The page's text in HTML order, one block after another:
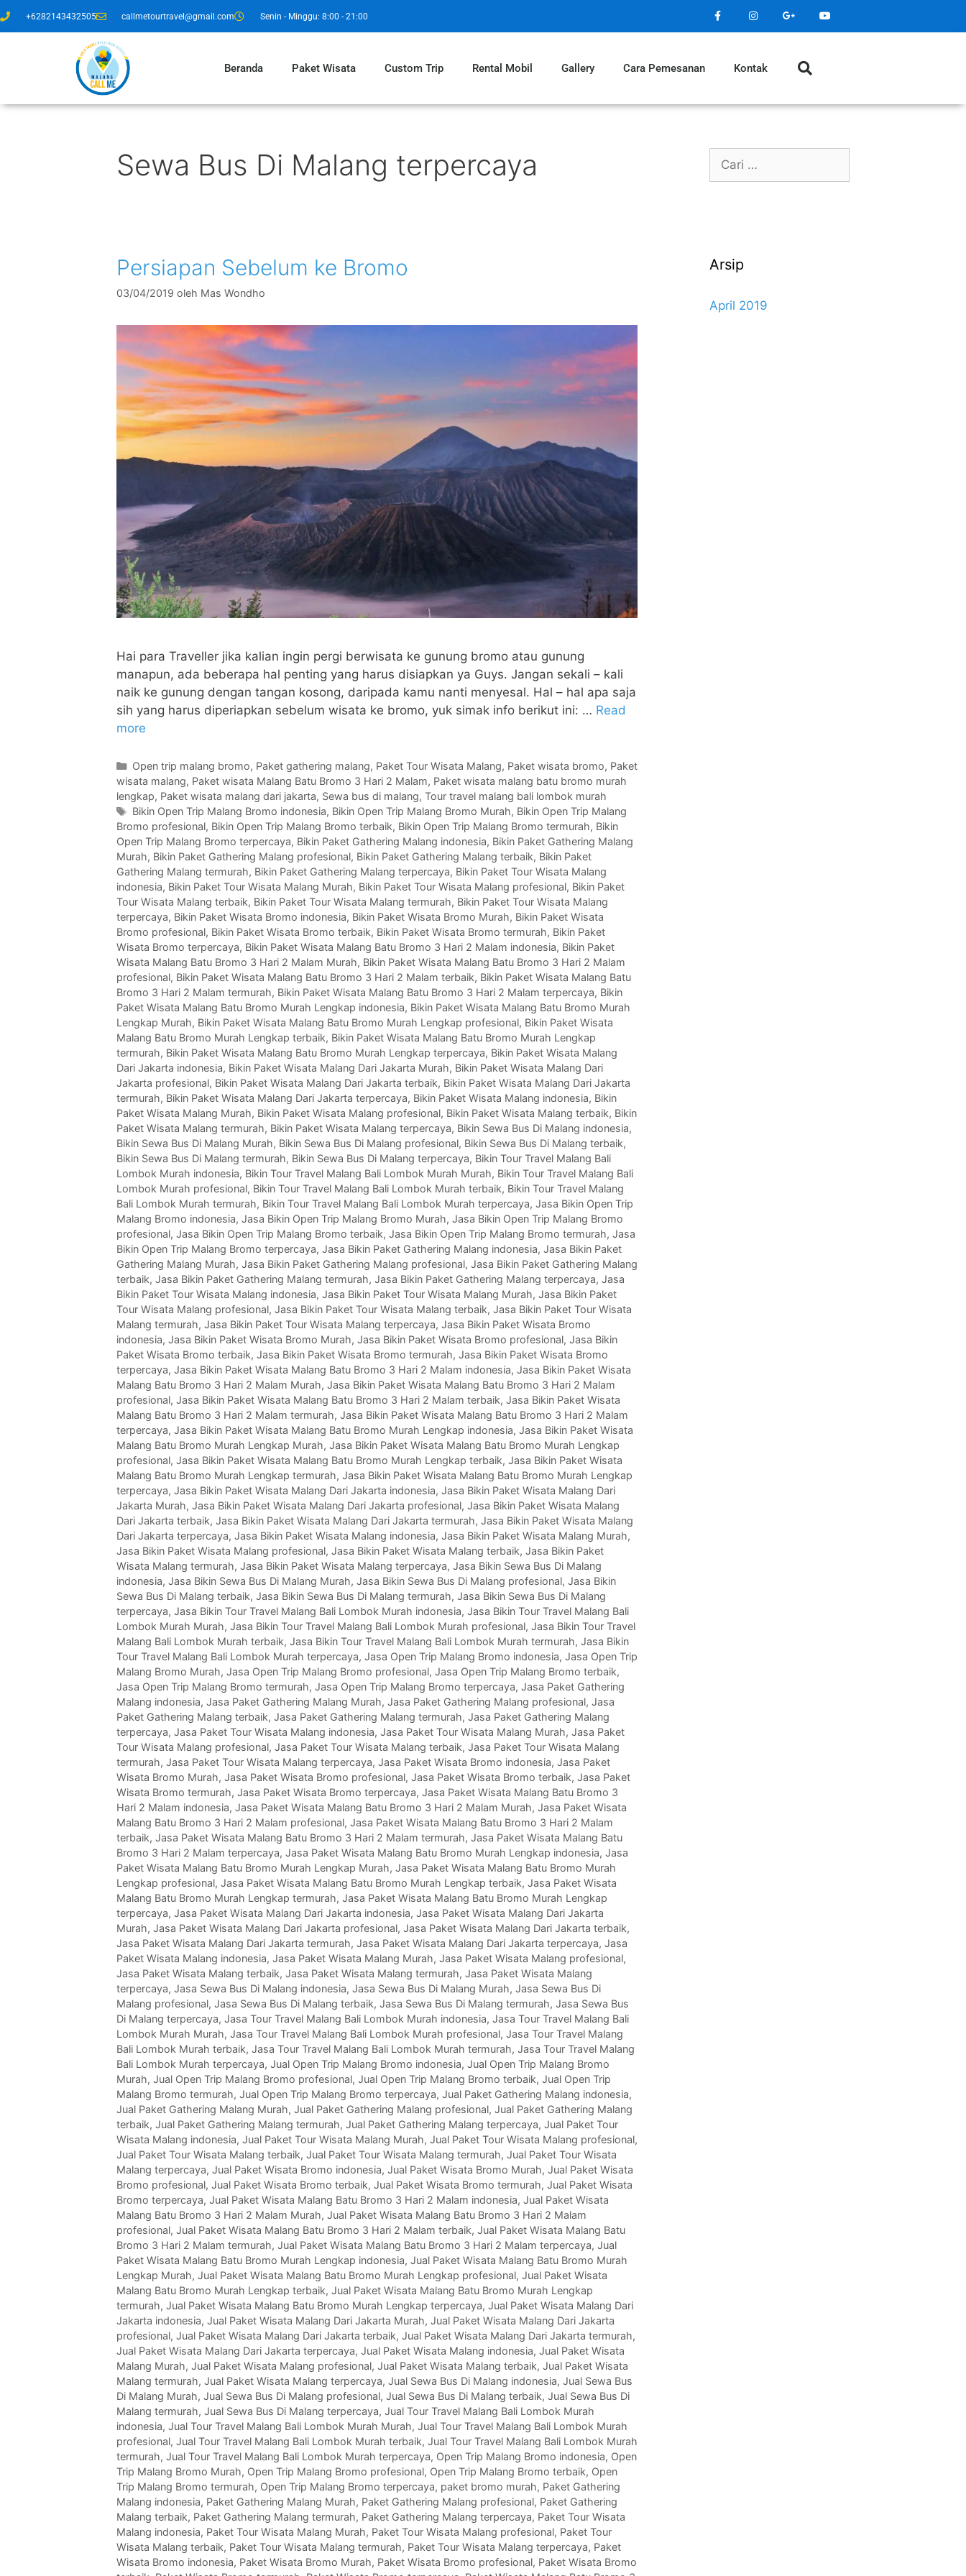
+6282143432505 callmetourtravel@gmail.com Senin - Minggu: 8:00 - 21:00
Beranda Paket Wisata Custom Trip Rental Mobil Gallery Cara Pemesanan Kontak
Sewa Bus Di Malang terpercaya
Persiapan Sebelum ke Bromo
03/04/2019 oleh Mas Wondho
Hai para Traveller jika kalian ingin pergi berwisata ke gunung bromo atau gunung
manapun, ada beberapa hal penting yang harus disiapkan ya Guys. Jangan sekali – kali
naik ke gunung dengan tangan kosong, daripada kamu nanti menyesal. Hal – hal apa saja
sih yang harus diperiapkan sebelum wisata ke bromo, yuk simak info berikut ini: … Read
more
Open trip malang bromo, Paket gathering malang, Paket Tour Wisata Malang, Paket wisata bromo, Paket
wisata malang, Paket wisata Malang Batu Bromo 3 Hari 2 Malam, Paket wisata malang batu bromo murah
lengkap, Paket wisata malang dari jakarta, Sewa bus di malang, Tour travel malang bali lombok murah
Bikin Open Trip Malang Bromo indonesia, Bikin Open Trip Malang Bromo Murah, Bikin Open Trip Malang
Bromo profesional, Bikin Open Trip Malang Bromo terbaik, Bikin Open Trip Malang Bromo termurah, Bikin
Open Trip Malang Bromo terpercaya, Bikin Paket Gathering Malang indonesia, Bikin Paket Gathering Malang
Murah, Bikin Paket Gathering Malang profesional, Bikin Paket Gathering Malang terbaik, Bikin Paket
Gathering Malang termurah, Bikin Paket Gathering Malang terpercaya, Bikin Paket Tour Wisata Malang
indonesia, Bikin Paket Tour Wisata Malang Murah, Bikin Paket Tour Wisata Malang profesional, Bikin Paket
Tour Wisata Malang terbaik, Bikin Paket Tour Wisata Malang termurah, Bikin Paket Tour Wisata Malang
terpercaya, Bikin Paket Wisata Bromo indonesia, Bikin Paket Wisata Bromo Murah, Bikin Paket Wisata
Bromo profesional, Bikin Paket Wisata Bromo terbaik, Bikin Paket Wisata Bromo termurah, Bikin Paket
Wisata Bromo terpercaya, Bikin Paket Wisata Malang Batu Bromo 3 Hari 2 Malam indonesia, Bikin Paket
Wisata Malang Batu Bromo 3 Hari 2 Malam Murah, Bikin Paket Wisata Malang Batu Bromo 3 Hari 2 Malam
profesional, Bikin Paket Wisata Malang Batu Bromo 3 Hari 2 Malam terbaik, Bikin Paket Wisata Malang Batu
Bromo 3 Hari 2 Malam termurah, Bikin Paket Wisata Malang Batu Bromo 3 Hari 2 Malam terpercaya, Bikin
Paket Wisata Malang Batu Bromo Murah Lengkap indonesia, Bikin Paket Wisata Malang Batu Bromo Murah
Lengkap Murah, Bikin Paket Wisata Malang Batu Bromo Murah Lengkap profesional, Bikin Paket Wisata
Malang Batu Bromo Murah Lengkap terbaik, Bikin Paket Wisata Malang Batu Bromo Murah Lengkap
termurah, Bikin Paket Wisata Malang Batu Bromo Murah Lengkap terpercaya, Bikin Paket Wisata Malang
Dari Jakarta indonesia, Bikin Paket Wisata Malang Dari Jakarta Murah, Bikin Paket Wisata Malang Dari
Jakarta profesional, Bikin Paket Wisata Malang Dari Jakarta terbaik, Bikin Paket Wisata Malang Dari Jakarta
termurah, Bikin Paket Wisata Malang Dari Jakarta terpercaya, Bikin Paket Wisata Malang indonesia, Bikin
Paket Wisata Malang Murah, Bikin Paket Wisata Malang profesional, Bikin Paket Wisata Malang terbaik, Bikin
Paket Wisata Malang termurah, Bikin Paket Wisata Malang terpercaya, Bikin Sewa Bus Di Malang indonesia,
Bikin Sewa Bus Di Malang Murah, Bikin Sewa Bus Di Malang profesional, Bikin Sewa Bus Di Malang terbaik,
Bikin Sewa Bus Di Malang termurah, Bikin Sewa Bus Di Malang terpercaya, Bikin Tour Travel Malang Bali
Lombok Murah indonesia, Bikin Tour Travel Malang Bali Lombok Murah Murah, Bikin Tour Travel Malang Bali
Lombok Murah profesional, Bikin Tour Travel Malang Bali Lombok Murah terbaik, Bikin Tour Travel Malang
Bali Lombok Murah termurah, Bikin Tour Travel Malang Bali Lombok Murah terpercaya, Jasa Bikin Open Trip
Malang Bromo indonesia, Jasa Bikin Open Trip Malang Bromo Murah, Jasa Bikin Open Trip Malang Bromo
profesional, Jasa Bikin Open Trip Malang Bromo terbaik, Jasa Bikin Open Trip Malang Bromo termurah, Jasa
Bikin Open Trip Malang Bromo terpercaya, Jasa Bikin Paket Gathering Malang indonesia, Jasa Bikin Paket
Gathering Malang Murah, Jasa Bikin Paket Gathering Malang profesional, Jasa Bikin Paket Gathering Malang
terbaik, Jasa Bikin Paket Gathering Malang termurah, Jasa Bikin Paket Gathering Malang terpercaya, Jasa
Bikin Paket Tour Wisata Malang indonesia, Jasa Bikin Paket Tour Wisata Malang Murah, Jasa Bikin Paket
Tour Wisata Malang profesional, Jasa Bikin Paket Tour Wisata Malang terbaik, Jasa Bikin Paket Tour Wisata
Malang termurah, Jasa Bikin Paket Tour Wisata Malang terpercaya, Jasa Bikin Paket Wisata Bromo
indonesia, Jasa Bikin Paket Wisata Bromo Murah, Jasa Bikin Paket Wisata Bromo profesional, Jasa Bikin
Paket Wisata Bromo terbaik, Jasa Bikin Paket Wisata Bromo termurah, Jasa Bikin Paket Wisata Bromo
terpercaya, Jasa Bikin Paket Wisata Malang Batu Bromo 3 Hari 2 Malam indonesia, Jasa Bikin Paket Wisata
Malang Batu Bromo 3 Hari 2 Malam Murah, Jasa Bikin Paket Wisata Malang Batu Bromo 3 Hari 2 Malam
profesional, Jasa Bikin Paket Wisata Malang Batu Bromo 3 Hari 2 Malam terbaik, Jasa Bikin Paket Wisata
Malang Batu Bromo 3 Hari 2 Malam termurah, Jasa Bikin Paket Wisata Malang Batu Bromo 3 Hari 2 Malam
terpercaya, Jasa Bikin Paket Wisata Malang Batu Bromo Murah Lengkap indonesia, Jasa Bikin Paket Wisata
Malang Batu Bromo Murah Lengkap Murah, Jasa Bikin Paket Wisata Malang Batu Bromo Murah Lengkap
profesional, Jasa Bikin Paket Wisata Malang Batu Bromo Murah Lengkap terbaik, Jasa Bikin Paket Wisata
Malang Batu Bromo Murah Lengkap termurah, Jasa Bikin Paket Wisata Malang Batu Bromo Murah Lengkap
terpercaya, Jasa Bikin Paket Wisata Malang Dari Jakarta indonesia, Jasa Bikin Paket Wisata Malang Dari
Jakarta Murah, Jasa Bikin Paket Wisata Malang Dari Jakarta profesional, Jasa Bikin Paket Wisata Malang
Dari Jakarta terbaik, Jasa Bikin Paket Wisata Malang Dari Jakarta termurah, Jasa Bikin Paket Wisata Malang
Dari Jakarta terpercaya, Jasa Bikin Paket Wisata Malang indonesia, Jasa Bikin Paket Wisata Malang Murah,
Jasa Bikin Paket Wisata Malang profesional, Jasa Bikin Paket Wisata Malang terbaik, Jasa Bikin Paket
Wisata Malang termurah, Jasa Bikin Paket Wisata Malang terpercaya, Jasa Bikin Sewa Bus Di Malang
indonesia, Jasa Bikin Sewa Bus Di Malang Murah, Jasa Bikin Sewa Bus Di Malang profesional, Jasa Bikin
Sewa Bus Di Malang terbaik, Jasa Bikin Sewa Bus Di Malang termurah, Jasa Bikin Sewa Bus Di Malang
terpercaya, Jasa Bikin Tour Travel Malang Bali Lombok Murah indonesia, Jasa Bikin Tour Travel Malang Bali
Lombok Murah Murah, Jasa Bikin Tour Travel Malang Bali Lombok Murah profesional, Jasa Bikin Tour Travel
Malang Bali Lombok Murah terbaik, Jasa Bikin Tour Travel Malang Bali Lombok Murah termurah, Jasa Bikin
Tour Travel Malang Bali Lombok Murah terpercaya, Jasa Open Trip Malang Bromo indonesia, Jasa Open Trip
Malang Bromo Murah, Jasa Open Trip Malang Bromo profesional, Jasa Open Trip Malang Bromo terbaik,
Jasa Open Trip Malang Bromo termurah, Jasa Open Trip Malang Bromo terpercaya, Jasa Paket Gathering
Malang indonesia, Jasa Paket Gathering Malang Murah, Jasa Paket Gathering Malang profesional, Jasa
Paket Gathering Malang terbaik, Jasa Paket Gathering Malang termurah, Jasa Paket Gathering Malang
terpercaya, Jasa Paket Tour Wisata Malang indonesia, Jasa Paket Tour Wisata Malang Murah, Jasa Paket
Tour Wisata Malang profesional, Jasa Paket Tour Wisata Malang terbaik, Jasa Paket Tour Wisata Malang
termurah, Jasa Paket Tour Wisata Malang terpercaya, Jasa Paket Wisata Bromo indonesia, Jasa Paket
Wisata Bromo Murah, Jasa Paket Wisata Bromo profesional, Jasa Paket Wisata Bromo terbaik, Jasa Paket
Wisata Bromo termurah, Jasa Paket Wisata Bromo terpercaya, Jasa Paket Wisata Malang Batu Bromo 3
Hari 2 Malam indonesia, Jasa Paket Wisata Malang Batu Bromo 3 Hari 2 Malam Murah, Jasa Paket Wisata
Malang Batu Bromo 3 Hari 2 Malam profesional, Jasa Paket Wisata Malang Batu Bromo 3 Hari 2 Malam
terbaik, Jasa Paket Wisata Malang Batu Bromo 3 Hari 2 Malam termurah, Jasa Paket Wisata Malang Batu
Bromo 3 Hari 2 Malam terpercaya, Jasa Paket Wisata Malang Batu Bromo Murah Lengkap indonesia, Jasa
Paket Wisata Malang Batu Bromo Murah Lengkap Murah, Jasa Paket Wisata Malang Batu Bromo Murah
Lengkap profesional, Jasa Paket Wisata Malang Batu Bromo Murah Lengkap terbaik, Jasa Paket Wisata
Malang Batu Bromo Murah Lengkap termurah, Jasa Paket Wisata Malang Batu Bromo Murah Lengkap
terpercaya, Jasa Paket Wisata Malang Dari Jakarta indonesia, Jasa Paket Wisata Malang Dari Jakarta
Murah, Jasa Paket Wisata Malang Dari Jakarta profesional, Jasa Paket Wisata Malang Dari Jakarta terbaik,
Jasa Paket Wisata Malang Dari Jakarta termurah, Jasa Paket Wisata Malang Dari Jakarta terpercaya, Jasa
Paket Wisata Malang indonesia, Jasa Paket Wisata Malang Murah, Jasa Paket Wisata Malang profesional,
Jasa Paket Wisata Malang terbaik, Jasa Paket Wisata Malang termurah, Jasa Paket Wisata Malang
terpercaya, Jasa Sewa Bus Di Malang indonesia, Jasa Sewa Bus Di Malang Murah, Jasa Sewa Bus Di
Malang profesional, Jasa Sewa Bus Di Malang terbaik, Jasa Sewa Bus Di Malang termurah, Jasa Sewa Bus
Di Malang terpercaya, Jasa Tour Travel Malang Bali Lombok Murah indonesia, Jasa Tour Travel Malang Bali
Lombok Murah Murah, Jasa Tour Travel Malang Bali Lombok Murah profesional, Jasa Tour Travel Malang
Bali Lombok Murah terbaik, Jasa Tour Travel Malang Bali Lombok Murah termurah, Jasa Tour Travel Malang
Bali Lombok Murah terpercaya, Jual Open Trip Malang Bromo indonesia, Jual Open Trip Malang Bromo
Murah, Jual Open Trip Malang Bromo profesional, Jual Open Trip Malang Bromo terbaik, Jual Open Trip
Malang Bromo termurah, Jual Open Trip Malang Bromo terpercaya, Jual Paket Gathering Malang indonesia,
Jual Paket Gathering Malang Murah, Jual Paket Gathering Malang profesional, Jual Paket Gathering Malang
terbaik, Jual Paket Gathering Malang termurah, Jual Paket Gathering Malang terpercaya, Jual Paket Tour
Wisata Malang indonesia, Jual Paket Tour Wisata Malang Murah, Jual Paket Tour Wisata Malang profesional,
Jual Paket Tour Wisata Malang terbaik, Jual Paket Tour Wisata Malang termurah, Jual Paket Tour Wisata
Malang terpercaya, Jual Paket Wisata Bromo indonesia, Jual Paket Wisata Bromo Murah, Jual Paket Wisata
Bromo profesional, Jual Paket Wisata Bromo terbaik, Jual Paket Wisata Bromo termurah, Jual Paket Wisata
Bromo terpercaya, Jual Paket Wisata Malang Batu Bromo 3 Hari 2 Malam indonesia, Jual Paket Wisata
Malang Batu Bromo 3 Hari 2 Malam Murah, Jual Paket Wisata Malang Batu Bromo 3 Hari 2 Malam
profesional, Jual Paket Wisata Malang Batu Bromo 3 Hari 2 Malam terbaik, Jual Paket Wisata Malang Batu
Bromo 3 Hari 2 Malam termurah, Jual Paket Wisata Malang Batu Bromo 3 Hari 2 Malam terpercaya, Jual
Paket Wisata Malang Batu Bromo Murah Lengkap indonesia, Jual Paket Wisata Malang Batu Bromo Murah
Lengkap Murah, Jual Paket Wisata Malang Batu Bromo Murah Lengkap profesional, Jual Paket Wisata
Malang Batu Bromo Murah Lengkap terbaik, Jual Paket Wisata Malang Batu Bromo Murah Lengkap
termurah, Jual Paket Wisata Malang Batu Bromo Murah Lengkap terpercaya, Jual Paket Wisata Malang Dari
Jakarta indonesia, Jual Paket Wisata Malang Dari Jakarta Murah, Jual Paket Wisata Malang Dari Jakarta
profesional, Jual Paket Wisata Malang Dari Jakarta terbaik, Jual Paket Wisata Malang Dari Jakarta termurah,
Jual Paket Wisata Malang Dari Jakarta terpercaya, Jual Paket Wisata Malang indonesia, Jual Paket Wisata
Malang Murah, Jual Paket Wisata Malang profesional, Jual Paket Wisata Malang terbaik, Jual Paket Wisata
Malang termurah, Jual Paket Wisata Malang terpercaya, Jual Sewa Bus Di Malang indonesia, Jual Sewa Bus
Di Malang Murah, Jual Sewa Bus Di Malang profesional, Jual Sewa Bus Di Malang terbaik, Jual Sewa Bus Di
Malang termurah, Jual Sewa Bus Di Malang terpercaya, Jual Tour Travel Malang Bali Lombok Murah
indonesia, Jual Tour Travel Malang Bali Lombok Murah Murah, Jual Tour Travel Malang Bali Lombok Murah
profesional, Jual Tour Travel Malang Bali Lombok Murah terbaik, Jual Tour Travel Malang Bali Lombok Murah
termurah, Jual Tour Travel Malang Bali Lombok Murah terpercaya, Open Trip Malang Bromo indonesia, Open
Trip Malang Bromo Murah, Open Trip Malang Bromo profesional, Open Trip Malang Bromo terbaik, Open
Trip Malang Bromo termurah, Open Trip Malang Bromo terpercaya, paket bromo murah, Paket Gathering
Malang indonesia, Paket Gathering Malang Murah, Paket Gathering Malang profesional, Paket Gathering
Malang terbaik, Paket Gathering Malang termurah, Paket Gathering Malang terpercaya, Paket Tour Wisata
Malang indonesia, Paket Tour Wisata Malang Murah, Paket Tour Wisata Malang profesional, Paket Tour
Wisata Malang terbaik, Paket Tour Wisata Malang termurah, Paket Tour Wisata Malang terpercaya, Paket
Wisata Bromo indonesia, Paket Wisata Bromo Murah, Paket Wisata Bromo profesional, Paket Wisata Bromo
Arsip
April 2019